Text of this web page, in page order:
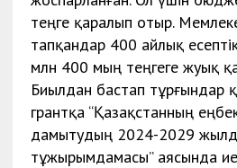
теңге қаралып отыр.
тапқандар 400 айлық
млн 400 мың теңгеге жуық
Биылдан бастап тұрғындар
грантқа “Қазақстанның
дамытудың 2024-2029
тұжырымдамасы” аясында